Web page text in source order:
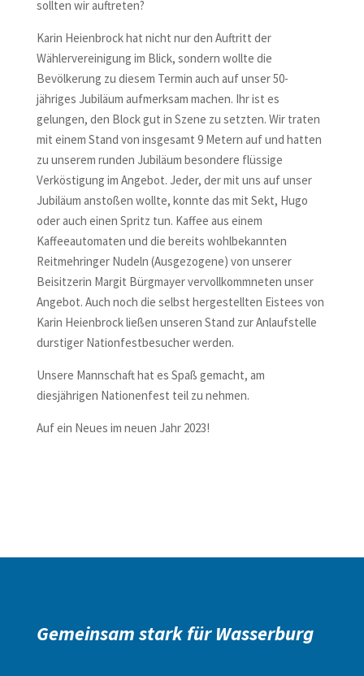
sollten wir auftreten?
Karin Heienbrock hat nicht nur den Auftritt der
Wählervereinigung im Blick, sondern wollte die
Bevölkerung zu diesem Termin auch auf unser 50-
jähriges Jubiläum aufmerksam machen. Ihr ist es
gelungen, den Block gut in Szene zu setzten. Wir traten
mit einem Stand von insgesamt 9 Metern auf und hatten
zu unserem runden Jubiläum besondere flüssige
Verköstigung im Angebot. Jeder, der mit uns auf unser
Jubiläum anstoßen wollte, konnte das mit Sekt, Hugo
oder auch einen Spritz tun. Kaffee aus einem
Kaffeeautomaten und die bereits wohlbekannten
Reitmehringer Nudeln (Ausgezogene) von unserer
Beisitzerin Margit Bürgmayer vervollkommneten unser
Angebot. Auch noch die selbst hergestellten Eistees von
Karin Heienbrock ließen unseren Stand zur Anlaufstelle
durstiger Nationfestbesucher werden.
Unsere Mannschaft hat es Spaß gemacht, am
diesjährigen Nationenfest teil zu nehmen.
Auf ein Neues im neuen Jahr 2023!
Gemeinsam stark für Wasserburg